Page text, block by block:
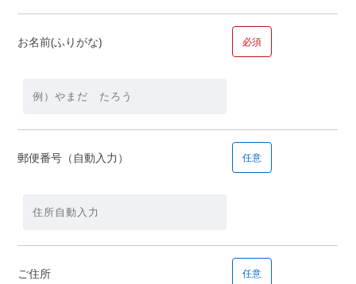
お名前(ふりがな) 必須
郵便番号（自動入力） 任意
ご住所 任意
頭金 万
毎月の返済の希望額